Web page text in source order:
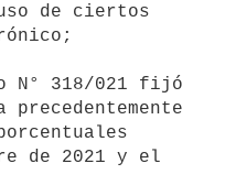
de ciertos
de 2021 y el